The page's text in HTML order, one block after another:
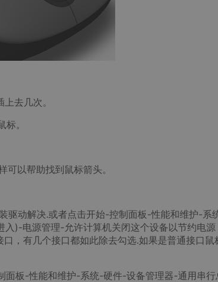
去几次。
。
可以帮助找到鼠标箭头。
驱动解决.或者点击开始-控制面板-性能和维护-系
)-电源管理-允许计算机关闭这个设备以节约电源
，有几个接口都如此除去勾选.如果是普通接口鼠
面板-性能和维护-系统-硬件-设备管理器-通用串行